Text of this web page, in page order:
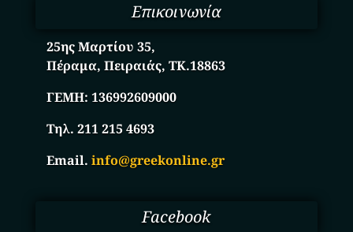
Επικοινωνία
25ης Μαρτίου 35,
Πέραμα, Πειραιάς, ΤΚ.18863
ΓΕΜΗ:136992609000
Τηλ. 211 215 4693
Email.info@greekonline.gr
Facebook